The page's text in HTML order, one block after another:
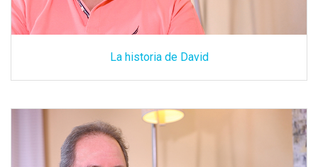
La historia de David